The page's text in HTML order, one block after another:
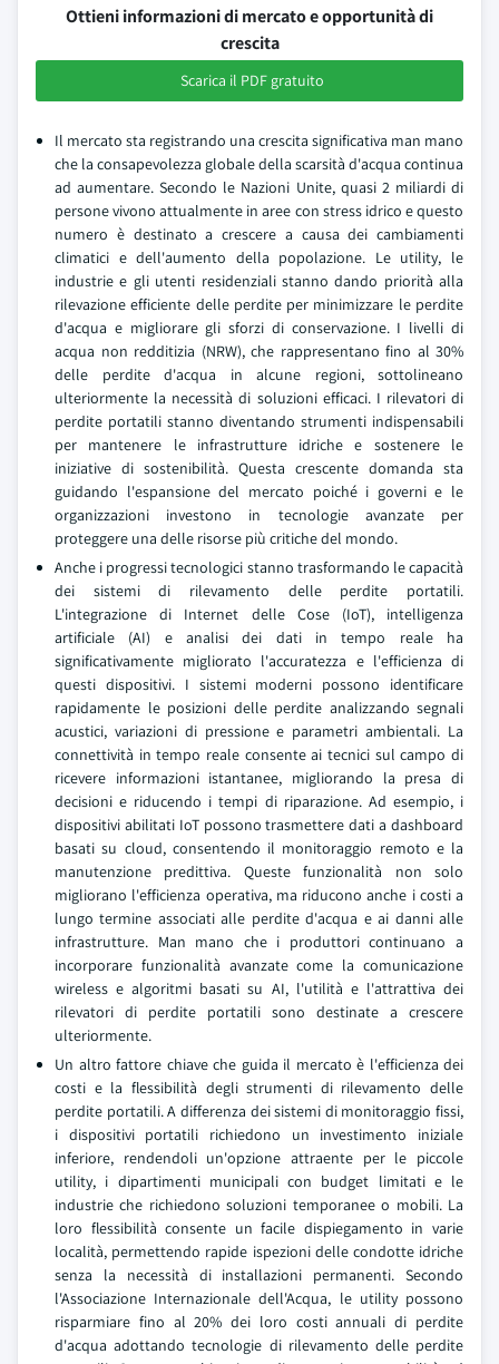
Ottieni informazioni di mercato e opportunità di
crescita
Scarica il PDF gratuito
Il mercato sta registrando una crescita significativa man mano
che la consapevolezza globale della scarsità d'acqua continua
ad aumentare. Secondo le Nazioni Unite, quasi 2 miliardi di
persone vivono attualmente in aree con stress idrico e questo
numero è destinato a crescere a causa dei cambiamenti
climatici e dell'aumento della popolazione. Le utility, le
industrie e gli utenti residenziali stanno dando priorità alla
rilevazione efficiente delle perdite per minimizzare le perdite
d'acqua e migliorare gli sforzi di conservazione. I livelli di
acqua non redditizia (NRW), che rappresentano fino al 30%
delle perdite d'acqua in alcune regioni, sottolineano
ulteriormente la necessità di soluzioni efficaci. I rilevatori di
perdite portatili stanno diventando strumenti indispensabili
per mantenere le infrastrutture idriche e sostenere le
iniziative di sostenibilità. Questa crescente domanda sta
guidando l'espansione del mercato poiché i governi e le
organizzazioni investono in tecnologie avanzate per
proteggere una delle risorse più critiche del mondo.
Anche i progressi tecnologici stanno trasformando le capacità
dei sistemi di rilevamento delle perdite portatili.
L'integrazione di Internet delle Cose (IoT), intelligenza
artificiale (AI) e analisi dei dati in tempo reale ha
significativamente migliorato l'accuratezza e l'efficienza di
questi dispositivi. I sistemi moderni possono identificare
rapidamente le posizioni delle perdite analizzando segnali
acustici, variazioni di pressione e parametri ambientali. La
connettività in tempo reale consente ai tecnici sul campo di
ricevere informazioni istantanee, migliorando la presa di
decisioni e riducendo i tempi di riparazione. Ad esempio, i
dispositivi abilitati IoT possono trasmettere dati a dashboard
basati su cloud, consentendo il monitoraggio remoto e la
manutenzione predittiva. Queste funzionalità non solo
migliorano l'efficienza operativa, ma riducono anche i costi a
lungo termine associati alle perdite d'acqua e ai danni alle
infrastrutture. Man mano che i produttori continuano a
incorporare funzionalità avanzate come la comunicazione
wireless e algoritmi basati su AI, l'utilità e l'attrattiva dei
rilevatori di perdite portatili sono destinate a crescere
ulteriormente.
Un altro fattore chiave che guida il mercato è l'efficienza dei
costi e la flessibilità degli strumenti di rilevamento delle
perdite portatili. A differenza dei sistemi di monitoraggio fissi,
i dispositivi portatili richiedono un investimento iniziale
inferiore, rendendoli un'opzione attraente per le piccole
utility, i dipartimenti municipali con budget limitati e le
industrie che richiedono soluzioni temporanee o mobili. La
loro flessibilità consente un facile dispiegamento in varie
località, permettendo rapide ispezioni delle condotte idriche
senza la necessità di installazioni permanenti. Secondo
l'Associazione Internazionale dell'Acqua, le utility possono
risparmiare fino al 20% dei loro costi annuali di perdite
d'acqua adottando tecnologie di rilevamento delle perdite